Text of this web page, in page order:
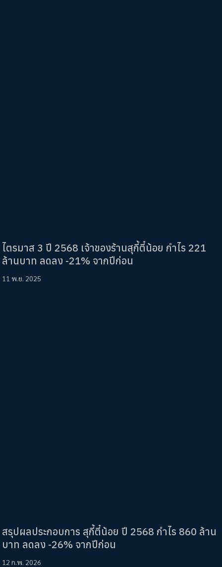
ไตรมาส 3 ปี 2568 เจ้าของร้านสุกี้ตี๋น้อย กำไร 221
ล้านบาท ลดลง -21% จากปีก่อน
11 พ.ย. 2025
สรุปผลประกอบการ สุกี้ตี๋น้อย ปี 2568 กำไร 860 ล้าน
บาท ลดลง -26% จากปีก่อน
12 ก.พ. 2026